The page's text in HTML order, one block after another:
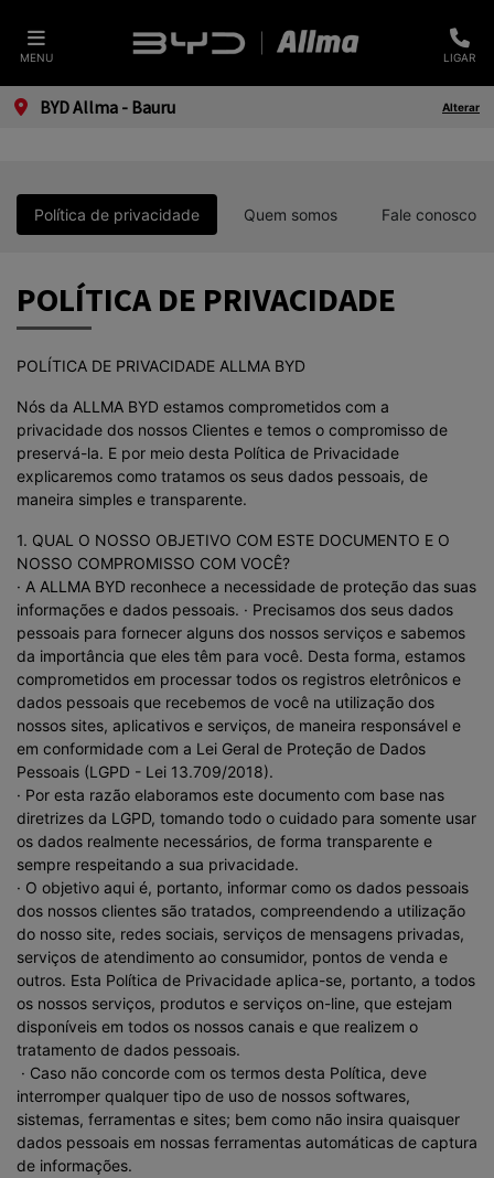
MENU LIGAR
BYD Allma - Bauru Alterar
Quem somos Fale conosco
Política de privacidade
POLÍTICA DE PRIVACIDADE
POLÍTICA DE PRIVACIDADE ALLMA BYD
Nós da ALLMA BYD estamos comprometidos com a
privacidade dos nossos Clientes e temos o compromisso de
preservá-la. E por meio desta Política de Privacidade
explicaremos como tratamos os seus dados pessoais, de
maneira simples e transparente.
1. QUAL O NOSSO OBJETIVO COM ESTE DOCUMENTO E O
NOSSO COMPROMISSO COM VOCÊ?
· A ALLMA BYD reconhece a necessidade de proteção das suas
informações e dados pessoais. · Precisamos dos seus dados
pessoais para fornecer alguns dos nossos serviços e sabemos
da importância que eles têm para você. Desta forma, estamos
comprometidos em processar todos os registros eletrônicos e
dados pessoais que recebemos de você na utilização dos
nossos sites, aplicativos e serviços, de maneira responsável e
em conformidade com a Lei Geral de Proteção de Dados
Pessoais (LGPD - Lei 13.709/2018).
· Por esta razão elaboramos este documento com base nas
diretrizes da LGPD, tomando todo o cuidado para somente usar
os dados realmente necessários, de forma transparente e
sempre respeitando a sua privacidade.
· O objetivo aqui é, portanto, informar como os dados pessoais
dos nossos clientes são tratados, compreendendo a utilização
do nosso site, redes sociais, serviços de mensagens privadas,
serviços de atendimento ao consumidor, pontos de venda e
outros. Esta Política de Privacidade aplica-se, portanto, a todos
os nossos serviços, produtos e serviços on-line, que estejam
disponíveis em todos os nossos canais e que realizem o
tratamento de dados pessoais.
· Caso não concorde com os termos desta Política, deve
interromper qualquer tipo de uso de nossos softwares,
sistemas, ferramentas e sites; bem como não insira quaisquer
dados pessoais em nossas ferramentas automáticas de captura
de informações.